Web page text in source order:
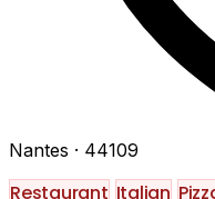
Nantes · 44109
Restaurant Italian